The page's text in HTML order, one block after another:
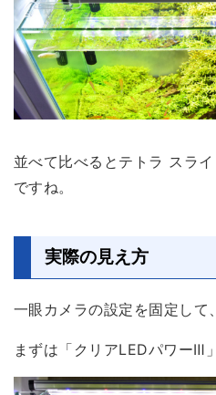
並べて比べると テトラ スラ
ですね。
実際の見え方
一眼カメラの設定を固定して
まずは「クリアLEDパワーⅢ」